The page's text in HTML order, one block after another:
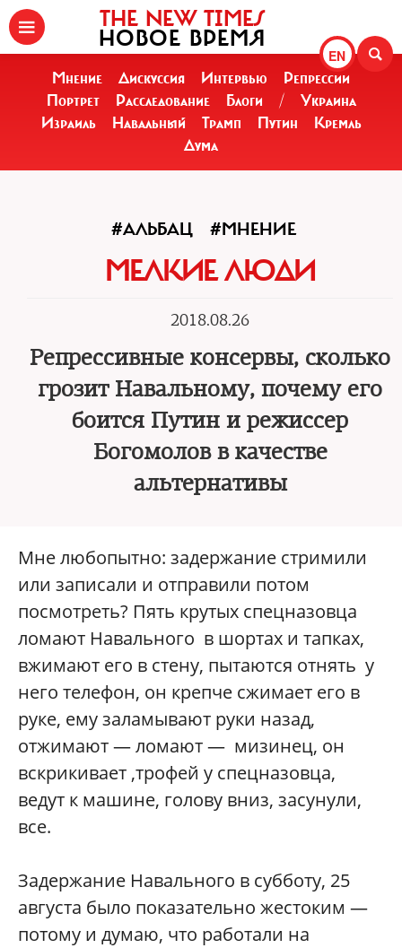
EN
THE NEW TIMES
НОВОЕ ВРЕМЯ
Мнение Дискуссия Интервью
Репрессии
Портрет
Расследование Блоги /
Украина
Израиль
Навальный Трамп Путин
Кремль
Дума
#АЛЬБАЦ #МНЕНИЕ
МЕЛКИЕ ЛЮДИ
2018.08.26
Репрессивные консервы, сколько
грозит Навальному, почему его
боится Путин и режиссер
Богомолов в качестве
альтернативы
Мне любопытно: задержание стримили
или записали и отправили потом
посмотреть? Пять крутых спецназовца
ломают Навального в шортах и тапках,
вжимают его в стену, пытаются отнять у
него телефон, он крепче сжимает его в
руке, ему заламывают руки назад,
отжимают — ломают — мизинец, он
вскрикивает ,трофей у спецназовца,
ведут к машине, голову вниз, засунули,
все.
Задержание Навального в субботу, 25
августа было показательно жестоким —
потому и думаю, что работали на